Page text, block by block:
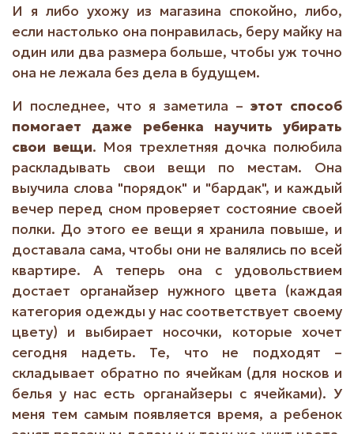
И я либо ухожу из магазина спокойно, либо,
если настолько она понравилась, беру майку на
один или два размера больше, чтобы уж точно
она не лежала без дела в будущем.
И последнее, что я заметила – этот способ
помогает даже ребенка научить убирать
свои вещи. Моя трехлетняя дочка полюбила
раскладывать свои вещи по местам. Она
выучила слова "порядок" и "бардак", и каждый
вечер перед сном проверяет состояние своей
полки. До этого ее вещи я хранила повыше, и
доставала сама, чтобы они не валялись по всей
квартире. А теперь она с удовольствием
достает органайзер нужного цвета (каждая
категория одежды у нас соответствует своему
цвету) и выбирает носочки, которые хочет
сегодня надеть. Те, что не подходят –
складывает обратно по ячейкам (для носков и
белья у нас есть органайзеры с ячейками). У
меня тем самым появляется время, а ребенок